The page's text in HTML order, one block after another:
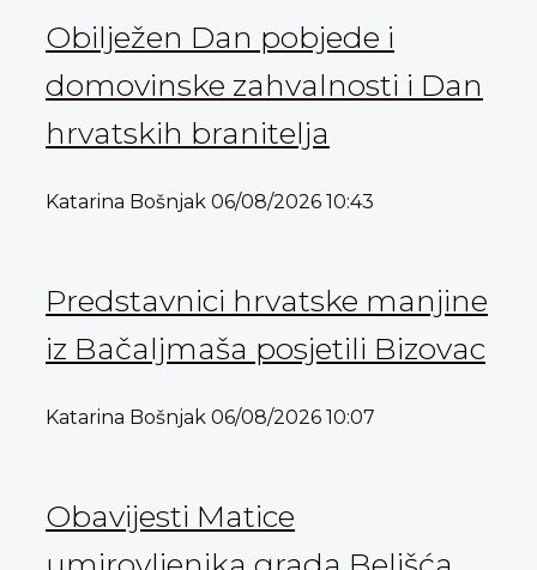
Obilježen Dan pobjede i
domovinske zahvalnosti i Dan
hrvatskih branitelja
Katarina Bošnjak 06/08/2026 10:43
Predstavnici hrvatske manjine
iz Bačaljmaša posjetili Bizovac
Katarina Bošnjak 06/08/2026 10:07
Obavijesti Matice